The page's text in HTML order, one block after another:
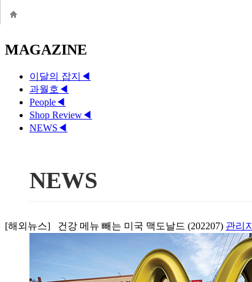
MAGAZINE
이달의 잡지 ◀
과월호 ◀
People◀
Shop Review◀
NEWS ◀
NEWS
[해외뉴스] 건강 메뉴 빼는 미국 맥도날드 (202207) 관리